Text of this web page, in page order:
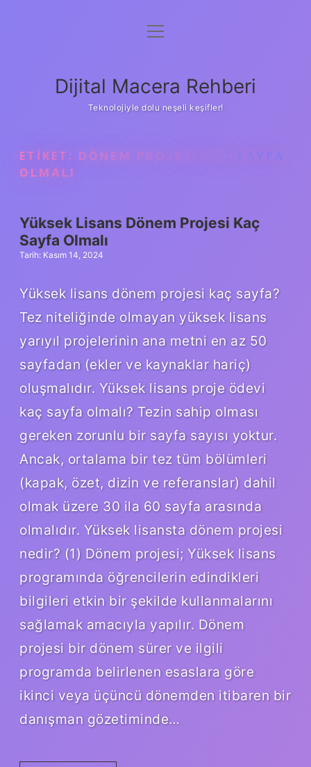
Anasayfa
Yasal Uyarı
menüyü
Dijital Macera Rehberi
Teknolojiyle dolu neşeli keşifler!
ETIKET: DÖNEM PROJESI KAÇ SAYFA
OLMALI
Yüksek Lisans Dönem Projesi Kaç
Sayfa Olmalı
Tarih: Kasım 14, 2024
Yüksek lisans dönem projesi kaç sayfa?
Tez niteliğinde olmayan yüksek lisans
yarıyıl projelerinin ana metni en az 50
sayfadan (ekler ve kaynaklar hariç)
oluşmalıdır. Yüksek lisans proje ödevi
kaç sayfa olmalı? Tezin sahip olması
gereken zorunlu bir sayfa sayısı yoktur.
Ancak, ortalama bir tez tüm bölümleri
(kapak, özet, dizin ve referanslar) dahil
olmak üzere 30 ila 60 sayfa arasında
olmalıdır. Yüksek lisansta dönem projesi
nedir? (1) Dönem projesi; Yüksek lisans
programında öğrencilerin edindikleri
bilgileri etkin bir şekilde kullanmalarını
sağlamak amacıyla yapılır. Dönem
projesi bir dönem sürer ve ilgili
programda belirlenen esaslara göre
ikinci veya üçüncü dönemden itibaren bir
danışman gözetiminde…